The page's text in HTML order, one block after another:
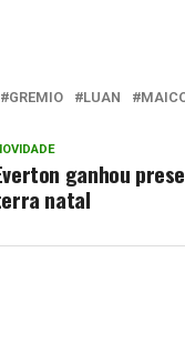
GREMIO LUAN
ganhou
natal